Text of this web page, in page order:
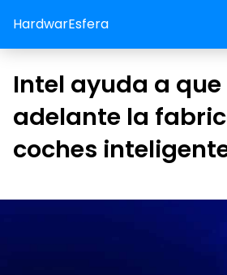
HardwarEsfera
Intel ayuda a
adelante la
coches